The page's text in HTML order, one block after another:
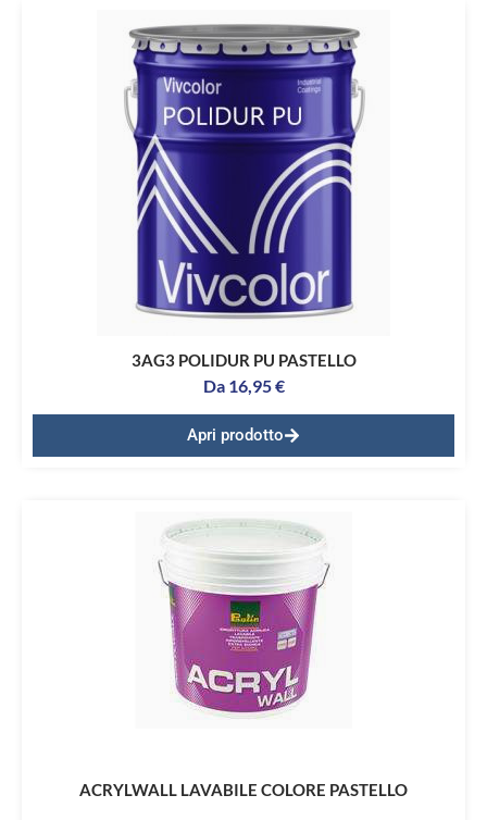
3AG3 POLIDUR PU PASTELLO
Da 16,95€
Apri prodotto
ACRYLWALL LAVABILE COLORE PASTELLO